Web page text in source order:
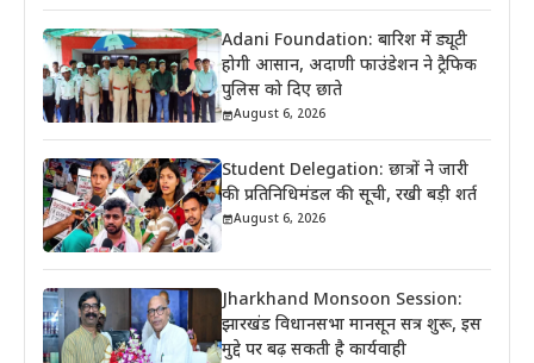
Adani Foundation: बारिश में ड्यूटी
होगी आसान, अदाणी फाउंडेशन ने ट्रैफिक
पुलिस को दिए छाते
August 6, 2026
Student Delegation: छात्रों ने जारी
की प्रतिनिधिमंडल की सूची, रखी बड़ी शर्त
August 6, 2026
Jharkhand Monsoon Session:
झारखंड विधानसभा मानसून सत्र शुरू, इस
मुद्दे पर बढ़ सकती है कार्यवाही